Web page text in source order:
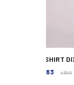
T-SHIRT
483 $ 690